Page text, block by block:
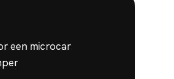
een microcar